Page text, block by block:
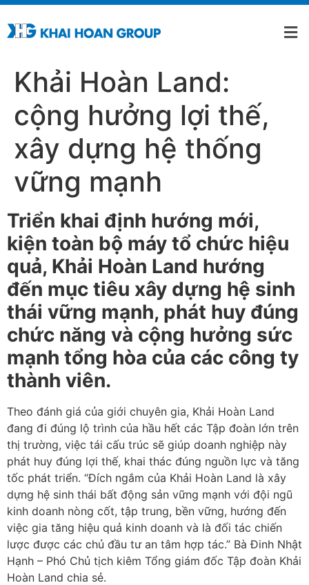
Khải Hoàn Land:
cộng hưởng lợi thế,
xây dựng hệ thống
vững mạnh
Triển khai định hướng mới,
kiện toàn bộ máy tổ chức hiệu
quả, Khải Hoàn Land hướng
đến mục tiêu xây dựng hệ sinh
thái vững mạnh, phát huy đúng
chức năng và cộng hưởng sức
mạnh tổng hòa của các công ty
thành viên.
Theo đánh giá của giới chuyên gia, Khải Hoàn Land
đang đi đúng lộ trình của hầu hết các Tập đoàn lớn trên
thị trường, việc tái cấu trúc sẽ giúp doanh nghiệp này
phát huy đúng lợi thế, khai thác đúng nguồn lực và tăng
tốc phát triển. “Đích ngắm của Khải Hoàn Land là xây
dựng hệ sinh thái bất động sản vững mạnh với đội ngũ
kinh doanh nòng cốt, tập trung, bền vững, hướng đến
việc gia tăng hiệu quả kinh doanh và là đối tác chiến
lược được các chủ đầu tư an tâm hợp tác.” Bà Đinh Nhật
Hạnh – Phó Chủ tịch kiêm Tổng giám đốc Tập đoàn Khải
Hoàn Land chia sẻ.